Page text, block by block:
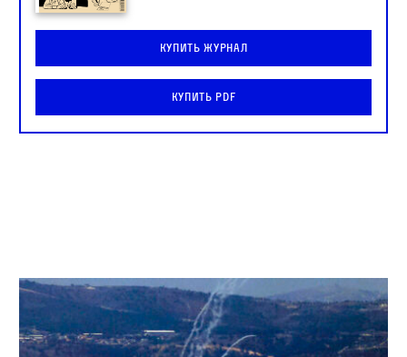
Купить журнал
Купить PDF